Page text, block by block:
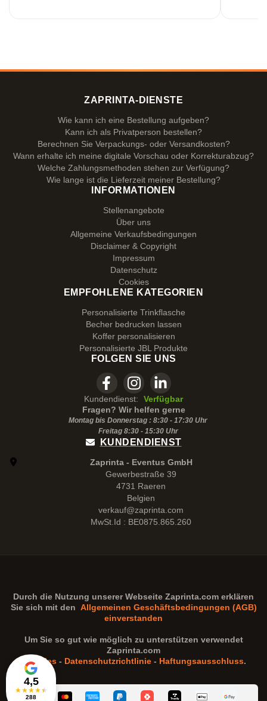
4,5
★★★★★
288
ZAPRINTA-DIENSTE
Wie kann ich eine Bestellung aufgeben?
Kann ich als Privatperson bestellen?
Berechnen Sie Verpackungs- oder Versandkosten?
Wann erhalte ich meine digitale Vorschau oder Korrekturabzug?
Welche Zahlungsmethoden stehen zur Verfügung?
Wie lange ist die Lieferzeit meiner Bestellung?
INFORMATIONEN
Stellenangebote
Über uns
Allgemeine Verkaufsbedingungen
Disclaimer & Copyright
Impressum
Datenschutz
Cookies
EMPFOHLENE KATEGORIEN
Personalisierte Trinkflasche
Becher bedrucken lassen
Koffer personalisieren
Personalisierte JBL Produkte
FOLGEN SIE UNS
Kundendienst:
Verfügbar
Fragen? Wir helfen gerne
Montag bis Donnerstag : 8:30 - 17:30 Uhr
Freitag 8:30 - 15:30Uhr
KUNDENDIENST
Zaprinta - Eventus GmbH
Gewerbestraße 39
4731 Raeren
Belgien
verkauf@zaprinta.com
MwSt.Id : BE0875.865.260
Durch die Nutzung unserer Webseite Zaprinta.com erklären
Sie sich mit den Allgemeinen Geschäftsbedingungen (AGB)
einverstanden
Um Sie so gut wie möglich zu unterstützen verwendet
Zaprinta.com
Cookies - Datenschutzrichtlinie - Haftungsausschluss.